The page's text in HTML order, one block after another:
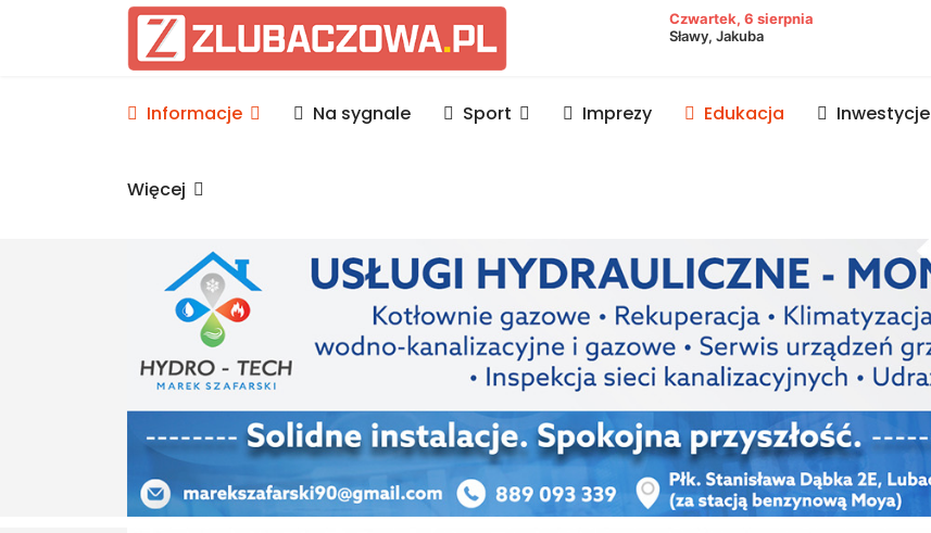
Informacje Lubaczów, powiat lubaczowski
Czwartek, 6 sierpnia
Sławy, Jakuba
Informacje Na sygnale Sport Imprezy Edukacja Inwestycje
Więcej